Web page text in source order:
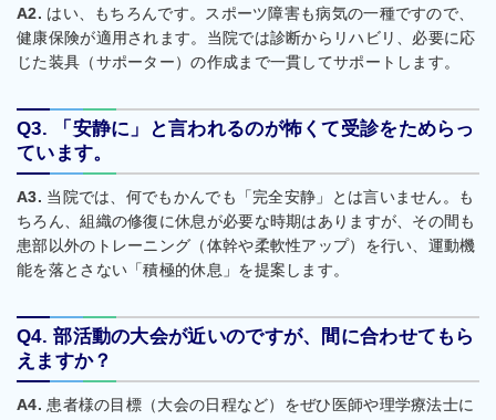
A2. はい、もちろんです。スポーツ障害も病気の一種ですので、
健康保険が適用されます。当院では診断からリハビリ、必要に応
じた装具（サポーター）の作成まで一貫してサポートします。
Q3. 「安静に」と言われるのが怖くて受診をためらっ
ています。
A3. 当院では、何でもかんでも「完全安静」とは言いません。も
ちろん、組織の修復に休息が必要な時期はありますが、その間も
患部以外のトレーニング（体幹や柔軟性アップ）を行い、運動機
能を落とさない「積極的休息」を提案します。
Q4. 部活動の大会が近いのですが、間に合わせてもら
えますか？
A4. 患者様の目標（大会の日程など）をぜひ医師や理学療法士に